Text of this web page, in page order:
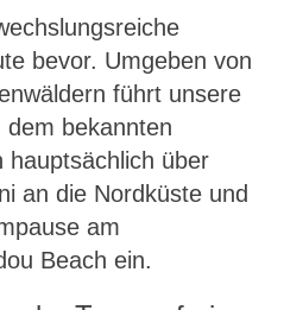
bevor. Umgeben von
führt unsere
bekannten
hauptsächlich über
an die Nordküste und
am
Beach ein.